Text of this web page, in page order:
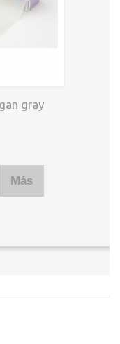
gray
Más